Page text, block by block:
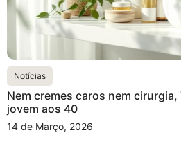
Notícias
Nem cremes caros nem
jovem aos 40
14 de Março, 2026